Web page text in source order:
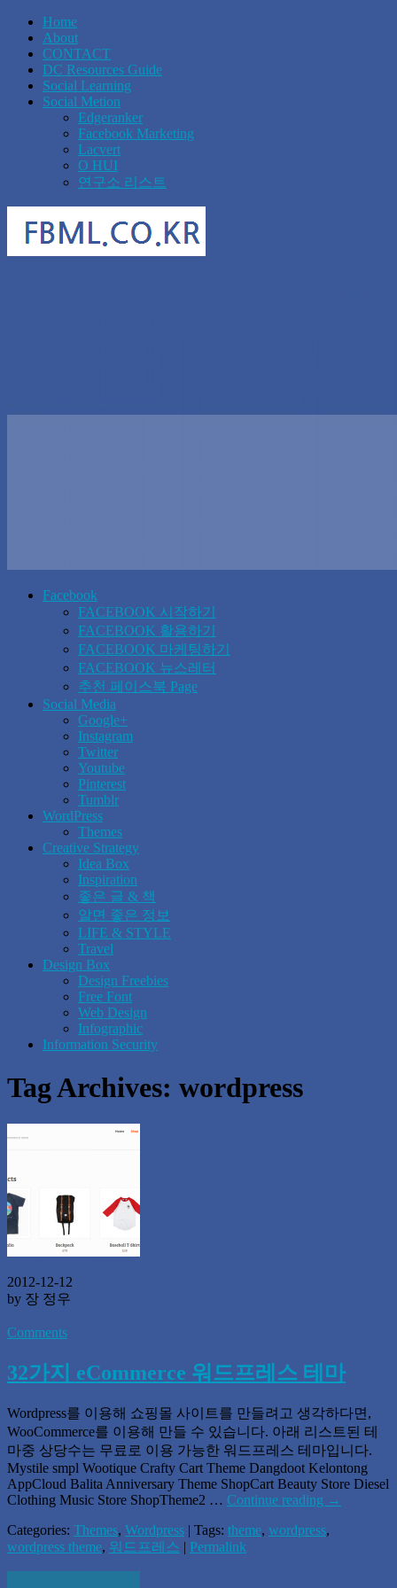
Home
About
CONTACT
DC Resources Guide
Social Learning
Social Metion
Edgeranker
Facebook Marketing
Lacvert
O HUI
연구소 리스트
Facebook
FACEBOOK 시작하기
FACEBOOK 활용하기
FACEBOOK 마케팅하기
FACEBOOK 뉴스레터
추천 페이스북 Page
Social Media
Google+
Instagram
Twitter
Youtube
Pinterest
Tumblr
WordPress
Themes
Creative Strategy
Idea Box
Inspiration
좋은 글 & 책
알면 좋은 정보
LIFE & STYLE
Travel
Design Box
Design Freebies
Free Font
Web Design
Infographic
Information Security
Tag Archives: wordpress
2012-12-12
by 장 정우
Comments
32가지 eCommerce 워드프레스 테마
Wordpress를 이용해 쇼핑몰 사이트를 만들려고 생각하다면,
WooCommerce를 이용해 만들 수 있습니다. 아래 리스트된 테
마중 상당수는 무료로 이용 가능한 워드프레스 테마입니다.
Mystile smpl Wootique Crafty Cart Theme Dangdoot Kelontong
AppCloud Balita Anniversary Theme ShopCart Beauty Store Diesel
Clothing Music Store ShopTheme2 … Continue reading →
Categories: Themes, Wordpress | Tags: theme, wordpress,
wordpress theme, 워드프레스 | Permalink